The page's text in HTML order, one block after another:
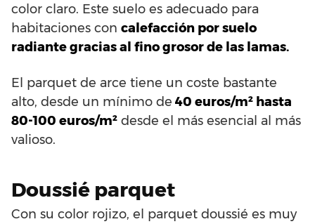
color claro. Este suelo es adecuado para
habitaciones con calefacción por suelo
radiante gracias al fino grosor de las lamas.
El parquet de arce tiene un coste bastante
alto, desde un mínimo de 40 euros/m² hasta
80-100 euros/m² desde el más esencial al más
valioso.
Doussié parquet
Con su color rojizo, el parquet doussié es muy